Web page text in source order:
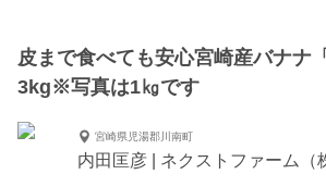
皮まで食べても安心宮崎産バナナ
3kg※写真は1㎏です
宮崎県児湯郡川南町
内田匡彦 | ネクストファーム（